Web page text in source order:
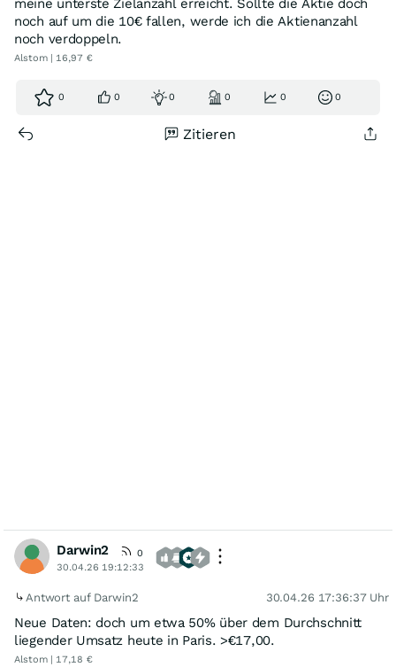
meine unterste Zielanzahl erreicht. Sollte die Aktie doch
noch auf um die 10€ fallen, werde ich die Aktienanzahl
noch verdoppeln.
Alstom | 16,97 €
0 0 0 0 0 0
Zitieren
Darwin2
0
30.04.26 19:12:33
Antwort auf Darwin2 30.04.26 17:36:37 Uhr
Neue Daten: doch um etwa 50% über dem Durchschnitt
liegender Umsatz heute in Paris. >€17,00.
Alstom | 17,18 €